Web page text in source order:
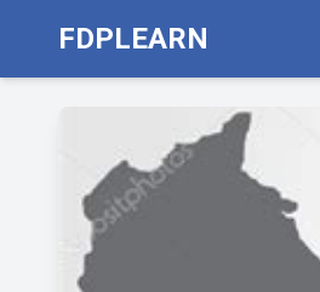
FDPLEARN